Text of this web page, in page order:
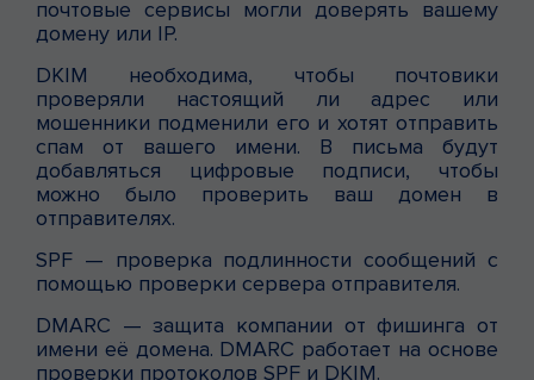
почтовые сервисы могли доверять вашему
домену или IP.
DKIM необходима, чтобы почтовики
проверяли настоящий ли адрес или
мошенники подменили его и хотят отправить
спам от вашего имени. В письма будут
добавляться цифровые подписи, чтобы
можно было проверить ваш домен в
отправителях.
SPF — проверка подлинности сообщений с
помощью проверки сервера отправителя.
DMARC — защита компании от фишинга от
имени её домена. DMARC работает на основе
проверки протоколов SPF и DKIM.